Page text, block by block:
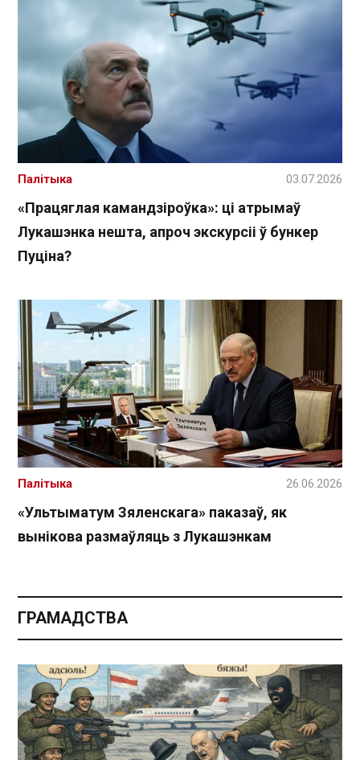
«Працяглая камандзіроўка»: ці атрымаў
Лукашэнка нешта, апроч экскурсіі ў бункер
Пуціна?
Палітыка 03.07.2026
«Ультыматум Зяленскага» паказаў, як
вынікова размаўляць з Лукашэнкам
Палітыка 26.06.2026
ГРАМАДСТВА